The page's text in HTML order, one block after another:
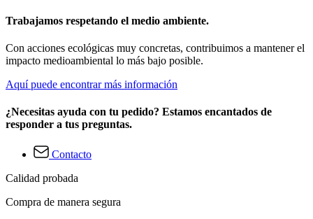
Trabajamos respetando el medio ambiente.
Con acciones ecológicas muy concretas, contribuimos a mantener el
impacto medioambiental lo más bajo posible.
Aquí puede encontrar más información
¿Necesitas ayuda con tu pedido? Estamos encantados de
responder a tus preguntas.
Contacto
Calidad probada
Compra de manera segura